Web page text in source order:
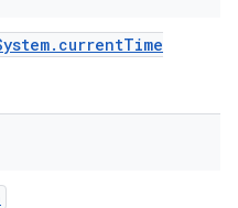
. currentTime